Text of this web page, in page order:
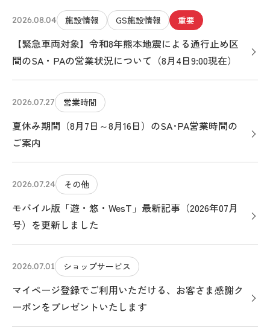
2026.08.04 施設情報 GS施設情報 重要
【緊急車両対象】令和8年熊本地震による通行止め区
間のSA・PAの営業状況について（8月4日9:00現在）
2026.07.27 営業時間
夏休み期間（8月7日～8月16日）のSA･PA営業時間の
ご案内
2026.07.24 その他
モバイル版「遊・悠・WesT」最新記事（2026年07月
号）を更新しました
2026.07.01 ショップサービス
マイページ登録でご利用いただける、お客さま感謝ク
ーポンをプレゼントいたします